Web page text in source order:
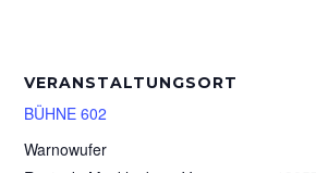
VERANSTALTUNGSORT
BÜHNE 602
Warnowufer